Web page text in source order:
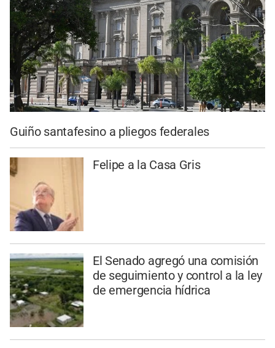
Guiño santafesino a pliegos federales
Felipe a la Casa Gris
El Senado agregó una comisión
de seguimiento y control a la ley
de emergencia hídrica